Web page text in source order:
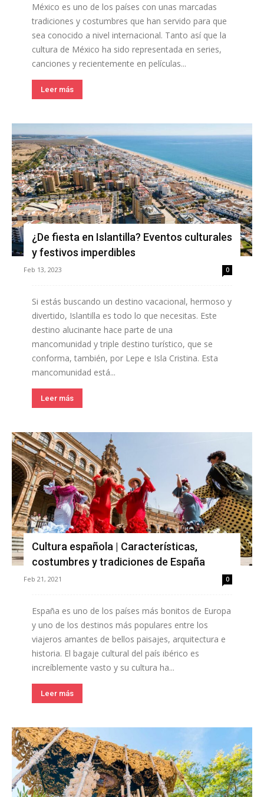
México es uno de los países con unas marcadas
tradiciones y costumbres que han servido para que
sea conocido a nivel internacional. Tanto así que la
cultura de México ha sido representada en series,
canciones y recientemente en películas...
Leer más
¿De fiesta en Islantilla? Eventos culturales
y festivos imperdibles
Feb 13, 2023 0
Si estás buscando un destino vacacional, hermoso y
divertido, Islantilla es todo lo que necesitas. Este
destino alucinante hace parte de una
mancomunidad y triple destino turístico, que se
conforma, también, por Lepe e Isla Cristina. Esta
mancomunidad está...
Leer más
Cultura española | Características,
costumbres y tradiciones de España
Feb 21, 2021 0
España es uno de los países más bonitos de Europa
y uno de los destinos más populares entre los
viajeros amantes de bellos paisajes, arquitectura e
historia. El bagaje cultural del país ibérico es
increíblemente vasto y su cultura ha...
Leer más